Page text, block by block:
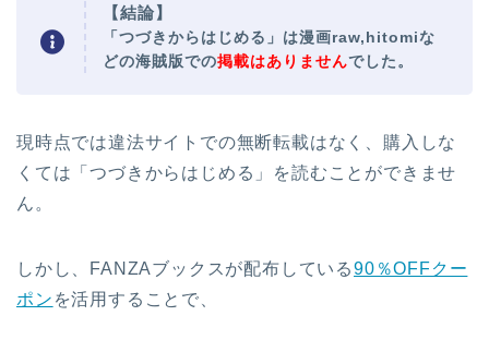
【結論】
「つづきからはじめる」は漫画raw,hitomiな
どの海賊版での掲載はありませんでした。
現時点では違法サイトでの無断転載はなく、購入しな
くては「つづきからはじめる」を読むことができませ
ん。
しかし、FANZAブックスが配布している90％OFFクー
ポン を活用することで、